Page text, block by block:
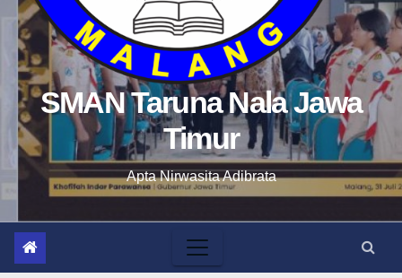
SMAN Taruna Nala Jawa
Timur
Apta Nirwasita Adibrata